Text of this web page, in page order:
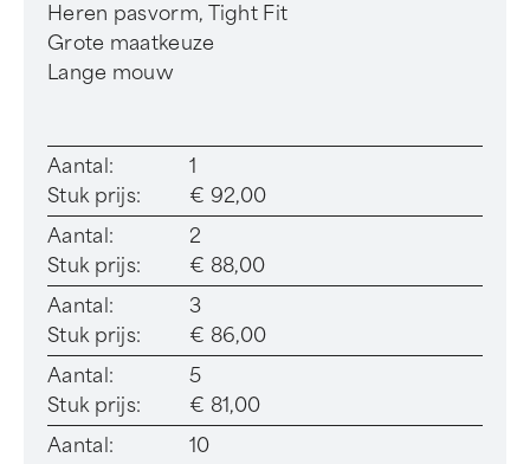
Heren pasvorm, Tight Fit
Grote maatkeuze
Lange mouw
Aantal:
1
Stuk prijs:
€ 92,00
Aantal:
2
Stuk prijs:
€ 88,00
Aantal:
3
Stuk prijs:
€ 86,00
Aantal:
5
Stuk prijs:
€ 81,00
Aantal:
10